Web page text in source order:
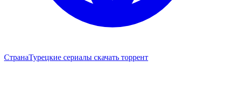
СтранаТурецкие сериалы скачать торрент